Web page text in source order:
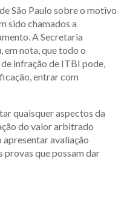
São Paulo sobre o motivo
sido chamados a
A Secretaria
em nota, que todo o
infração de ITBI pode,
entrar com
quaisquer aspectos da
do valor arbitrado
avaliação
que possam dar